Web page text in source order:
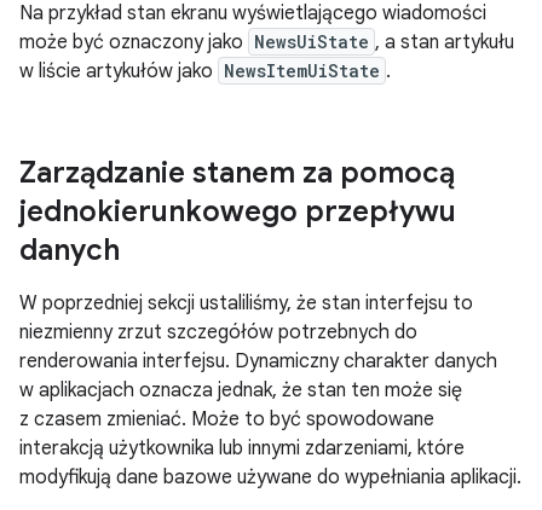
Na przykład stan ekranu wyświetlającego wiadomości
może być oznaczony jako NewsUiState , a stan artykułu
w liście artykułów jako NewsItemUiState .
Zarządzanie stanem za pomocą
jednokierunkowego przepływu
danych
W poprzedniej sekcji ustaliliśmy, że stan interfejsu to
niezmienny zrzut szczegółów potrzebnych do
renderowania interfejsu. Dynamiczny charakter danych
w aplikacjach oznacza jednak, że stan ten może się
z czasem zmieniać. Może to być spowodowane
interakcją użytkownika lub innymi zdarzeniami, które
modyfikują dane bazowe używane do wypełniania aplikacji.